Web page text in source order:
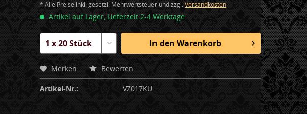
* Alle Preise inkl. gesetzl. Mehrwertsteuer und zzgl.Versandkosten
Artikel auf Lager, Lieferzeit 2-4 Werktage
In den Warenkorb
Merken Bewerten
Artikel-Nr.: VZ017KU